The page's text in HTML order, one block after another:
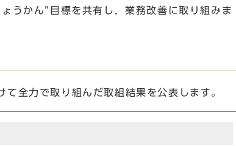
うかん”目標を共有し，業務改善に取り組みま
全力で取り組んだ取組結果を公表します。